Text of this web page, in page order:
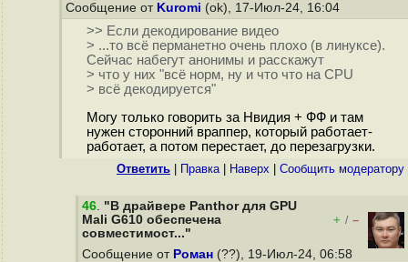
Сообщение от Kuromi (ok), 17-Июл-24, 16:04
>> Если декодирование видео
> ...то всё перманетно очень плохо (в линуксе).
Сейчас набегут анонимы и расскажут
> что у них "всё норм, ну и что что на CPU
> всё декодируется"
Могу только говорить за Нвидия + ФФ и там
нужен сторонний враппер, который работает-
работает, а потом перестает, до перезагрузки.
Ответить Правка| Наверх Cообщить модератору
46. "В драйвере Panthor для GPU
Mali G610 обеспечена
совместимост..."
+ / –
Сообщение от Роман (??), 19-Июл-24, 06:58